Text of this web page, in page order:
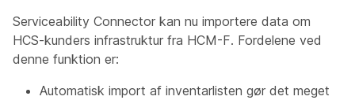
Serviceability Connector kan nu importere data om
HCS-kunders infrastruktur fra HCM-F. Fordelene ved
denne funktion er:
Automatisk import af inventarlisten gør det meget